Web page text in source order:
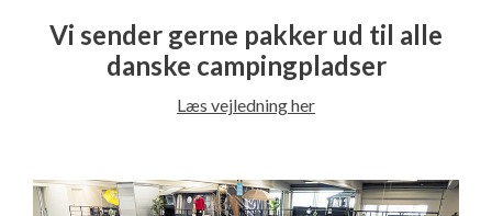
Vi sender gerne pakker ud til alle
danske campingpladser
Læs vejledning her